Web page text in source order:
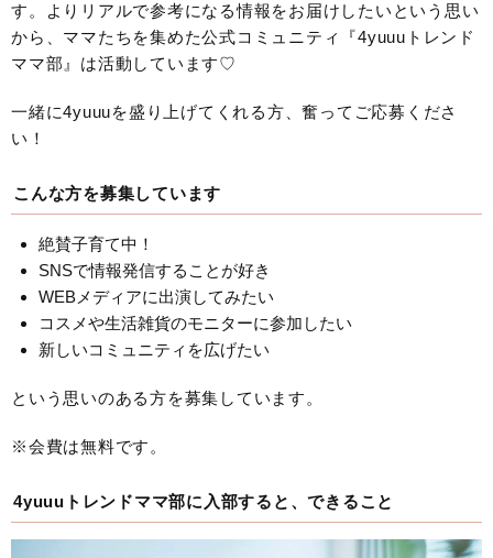
す。よりリアルで参考になる情報をお届けしたいという思い
から、ママたちを集めた公式コミュニティ『4yuuuトレンド
ママ部』は活動しています♡
一緒に4yuuuを盛り上げてくれる方、奮ってご応募くださ
い！
こんな方を募集しています
絶賛子育て中！
SNSで情報発信することが好き
WEBメディアに出演してみたい
コスメや生活雑貨のモニターに参加したい
新しいコミュニティを広げたい
という思いのある方を募集しています。
※会費は無料です。
4yuuuトレンドママ部に入部すると、できること